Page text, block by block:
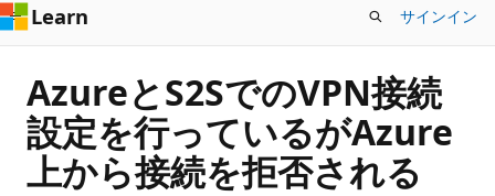
ッ
プ
Learn サインイン
AzureとS2SでのVPN接続
設定を行っているがAzure
上から接続を拒否される